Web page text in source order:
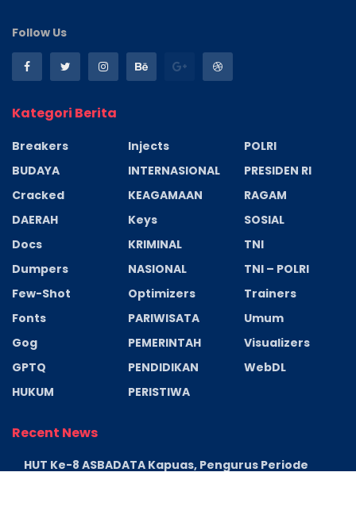
Follow Us
Kategori Berita
Breakers
BUDAYA
Cracked
DAERAH
Docs
Dumpers
Few-Shot
Fonts
Gog
GPTQ
HUKUM
Injects
INTERNASIONAL
KEAGAMAAN
Keys
KRIMINAL
NASIONAL
Optimizers
PARIWISATA
PEMERINTAH
PENDIDIKAN
PERISTIWA
POLRI
PRESIDEN RI
RAGAM
SOSIAL
TNI
TNI – POLRI
Trainers
Umum
Visualizers
WebDL
Recent News
HUT Ke-8 ASBADATA Kapuas, Pengurus Periode